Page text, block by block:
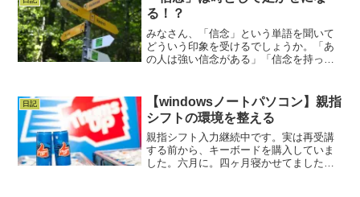
ょっと疑問に思う...
る！？
みなさん、「信念」という単語を聞いて
どういう印象を受けるでしょうか。「あ
の人は強い信念がある」「信念を持って
はないでしょうか。私も「信念」と聞く
と、なにかちょっと崇高な...
日記
【windowsノートパソコン】親指
シフトの環境を整える
親指シフト入力継続中です。実は再受講
する前から、キーボードを購入していま
した。六月に。四ヶ月寝かせてました